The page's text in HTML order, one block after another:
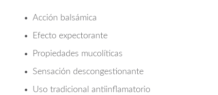
Acción balsámica
Efecto expectorante
Propiedades mucolíticas
Sensación descongestionante
Uso tradicional antiinflamatorio